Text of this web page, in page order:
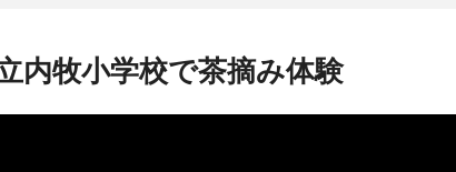
内牧小学校で茶摘み体験